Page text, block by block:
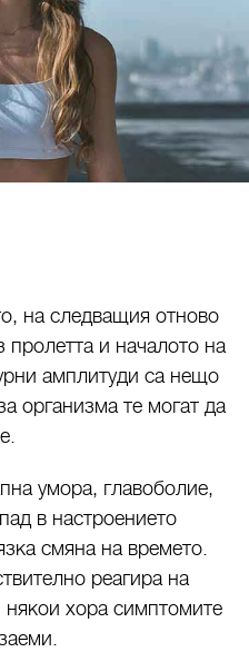
на следващия отново
пролетта и началото на
амплитуди са нещо
организма те могат да
умора, главоболие,
в настроението
смяна на времето.
реагира на
хора симптомите